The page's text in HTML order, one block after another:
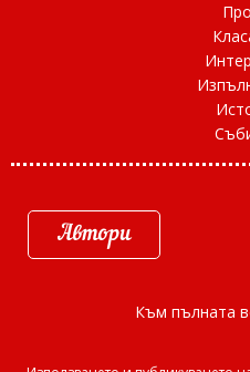
Автори
Към пълната